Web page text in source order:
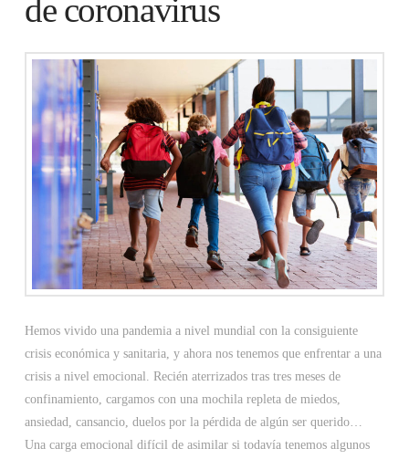
de coronavirus
Hemos vivido una pandemia a nivel mundial con la consiguiente
crisis económica y sanitaria, y ahora nos tenemos que enfrentar a una
crisis a nivel emocional. Recién aterrizados tras tres meses de
confinamiento, cargamos con una mochila repleta de miedos,
ansiedad, cansancio, duelos por la pérdida de algún ser querido…
Una carga emocional difícil de asimilar si todavía tenemos algunos